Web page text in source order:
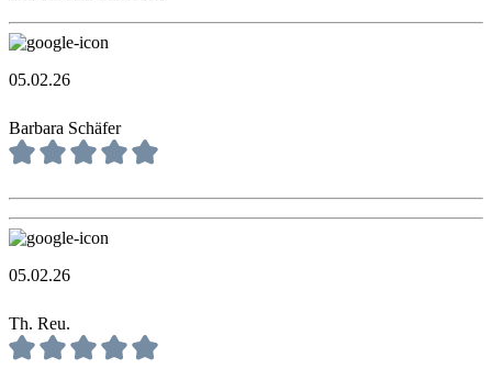
05.02.26
Barbara Schäfer
05.02.26
Th. Reu.